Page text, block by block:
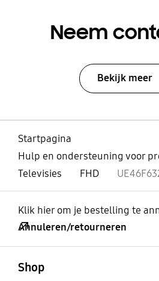
Neem
Bekijk meer
Startpagina
Hulp en ondersteuning voor
Televisies
FHD
Klik hier om je bestelling te
Annuleren/retourneren
Shop